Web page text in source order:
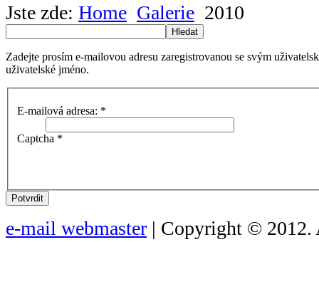
Jste zde: Home Galerie 2010
Hledat
Zadejte prosím e-mailovou adresu zaregistrovanou se svým
uživatelské jméno.
E-mailová adresa: *
Captcha *
Potvrdit
e-mail webmaster | Copyright © 2012.